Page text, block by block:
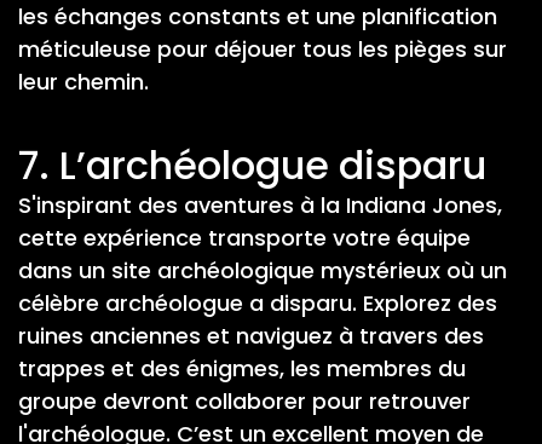
les échanges constants et une planification
méticuleuse pour déjouer tous les pièges sur
leur chemin.
7. L’archéologue disparu
S'inspirant des aventures à la Indiana Jones,
cette expérience transporte votre équipe
dans un site archéologique mystérieux où un
célèbre archéologue a disparu. Explorez des
ruines anciennes et naviguez à travers des
trappes et des énigmes, les membres du
groupe devront collaborer pour retrouver
l'archéologue. C’est un excellent moyen de